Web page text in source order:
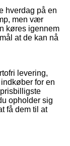
hverdag på en
men vær
køres igennem
at de kan nå
levering,
for en
opholder sig
få dem til at